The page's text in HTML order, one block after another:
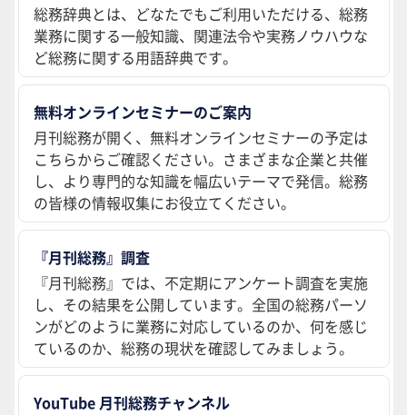
総務辞典とは、どなたでもご利用いただける、総務
業務に関する一般知識、関連法令や実務ノウハウな
ど総務に関する用語辞典です。
無料オンラインセミナーのご案内
月刊総務が開く、無料オンラインセミナーの予定は
こちらからご確認ください。さまざまな企業と共催
し、より専門的な知識を幅広いテーマで発信。総務
の皆様の情報収集にお役立てください。
『月刊総務』調査
『月刊総務』では、不定期にアンケート調査を実施
し、その結果を公開しています。全国の総務パーソ
ンがどのように業務に対応しているのか、何を感じ
ているのか、総務の現状を確認してみましょう。
YouTube 月刊総務チャンネル